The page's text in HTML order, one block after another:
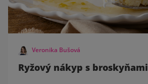
Veronika Bušová
Ryžový nákyp s broskyňami